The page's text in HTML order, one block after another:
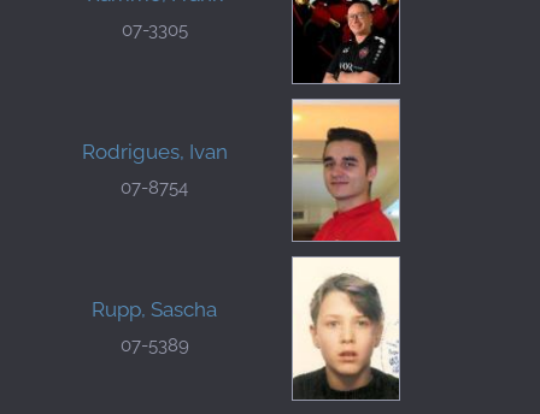
07-3305
Rodrigues, Ivan
07-8754
Rupp, Sascha
07-5389